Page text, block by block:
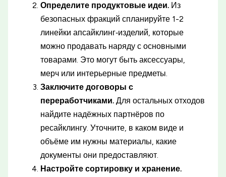
Определите продуктовые идеи. Из
безопасных фракций спланируйте 1-2
линейки апсайклинг‑изделий, которые
можно продавать наряду с основными
товарами. Это могут быть аксессуары,
мерч или интерьерные предметы.
Заключите договоры с
переработчиками. Для остальных отходов
найдите надёжных партнёров по
ресайклингу. Уточните, в каком виде и
объёме им нужны материалы, какие
документы они предоставляют.
Настройте сортировку и хранение.